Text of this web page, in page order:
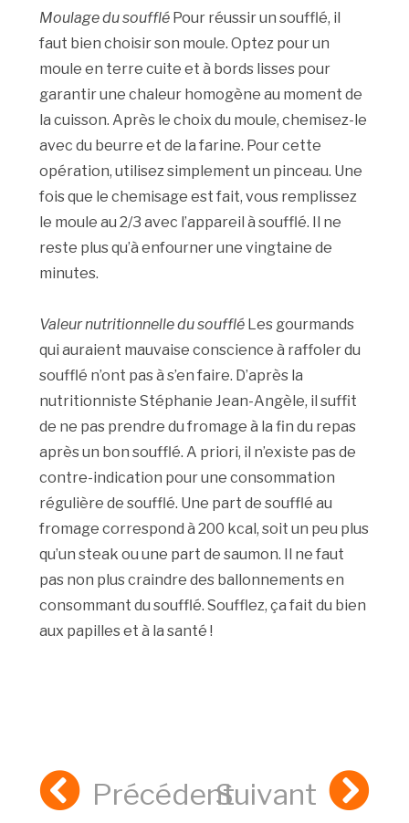
Moulage du soufflé Pour réussir un soufflé, il
faut bien choisir son moule. Optez pour un
moule en terre cuite et à bords lisses pour
garantir une chaleur homogène au moment de
la cuisson. Après le choix du moule, chemisez-le
avec du beurre et de la farine. Pour cette
opération, utilisez simplement un pinceau. Une
fois que le chemisage est fait, vous remplissez
le moule au 2/3 avec l’appareil à soufflé. Il ne
reste plus qu’à enfourner une vingtaine de
minutes.
Valeur nutritionnelle du soufflé Les gourmands
qui auraient mauvaise conscience à raffoler du
soufflé n’ont pas à s’en faire. D’après la
nutritionniste Stéphanie Jean-Angèle, il suffit
de ne pas prendre du fromage à la fin du repas
après un bon soufflé. A priori, il n’existe pas de
contre-indication pour une consommation
régulière de soufflé. Une part de soufflé au
fromage correspond à 200 kcal, soit un peu plus
qu’un steak ou une part de saumon. Il ne faut
pas non plus craindre des ballonnements en
consommant du soufflé. Soufflez, ça fait du bien
aux papilles et à la santé !
PrécédentSuivant